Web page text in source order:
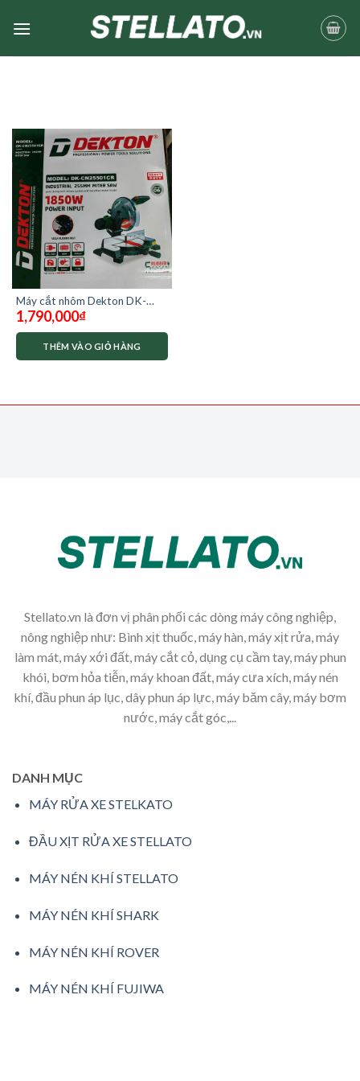
Máy cắt nhôm Dekton DK-
CN25501cr
1,790,000₫
THÊM VÀO GIỎ HÀNG
Stellato.vn là đơn vị phân phối các dòng máy công nghiệp,
nông nghiệp như: Bình xịt thuốc, máy hàn, máy xịt rửa, máy
làm mát, máy xới đất, máy cắt cỏ, dụng cụ cầm tay, máy phun
khói, bơm hỏa tiễn, máy khoan đất, máy cưa xích, máy nén
khí, đầu phun áp lục, dây phun áp lực, máy băm cây, máy bơm
nước, máy cắt góc,...
DANH MỤC
MÁY RỬA XE STELKATO
ĐẦU XỊT RỬA XE STELLATO
MÁY NÉN KHÍ STELLATO
MÁY NÉN KHÍ SHARK
MÁY NÉN KHÍ ROVER
MÁY NÉN KHÍ FUJIWA